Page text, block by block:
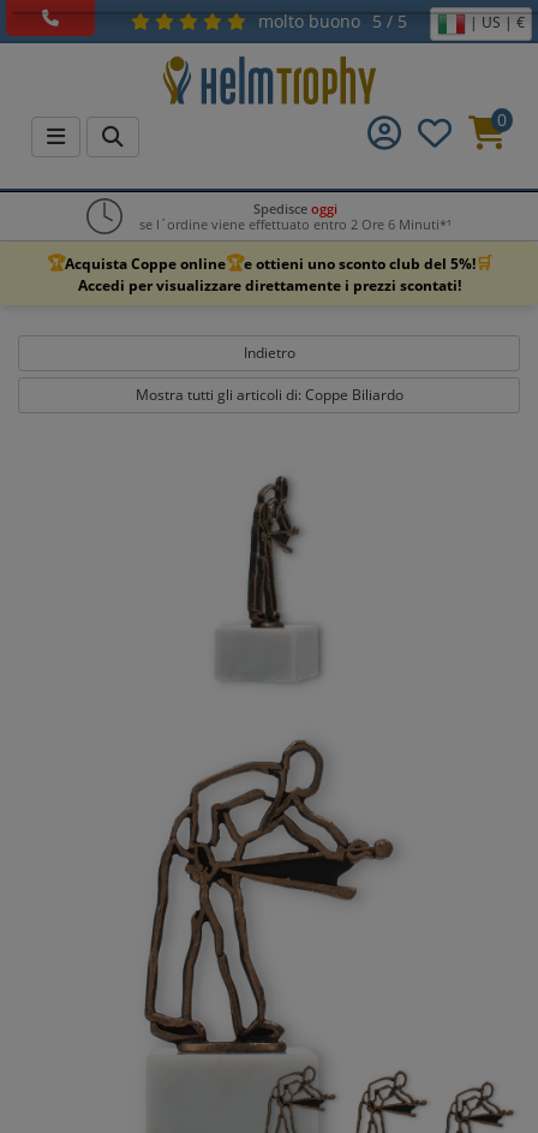
molto buono 5 / 5 | US | €
0
Spedisce oggi
se l´ordine viene effettuato entro 2 Ore 6 Minuti*¹
🏆Acquista Coppe online🏆e ottieni uno sconto club del 5%!🛒
Accedi per visualizzare direttamente i prezzi scontati!
Indietro
Mostra tutti gli articoli di: Coppe Biliardo